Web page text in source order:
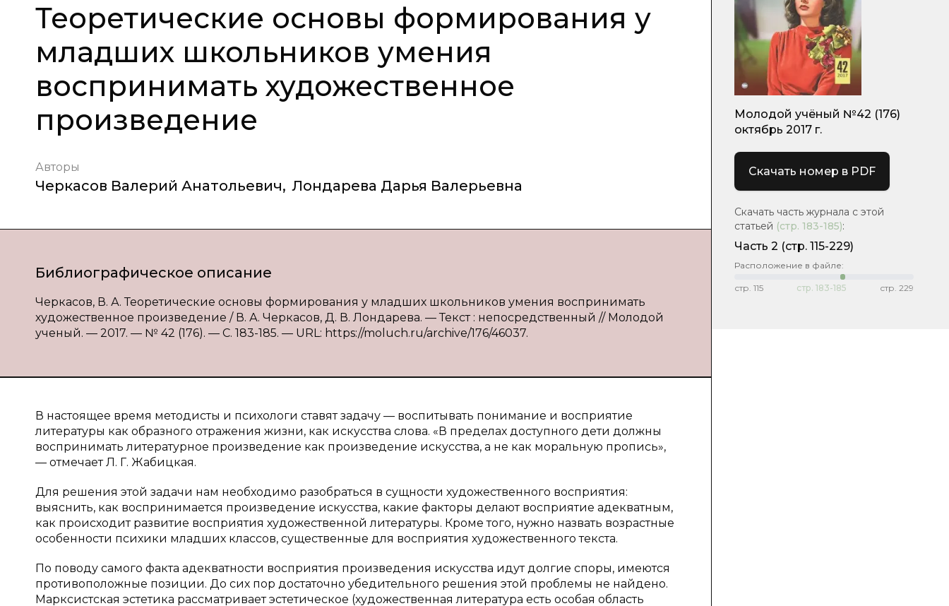
Теоретические основы формирования у
младших школьников умения
воспринимать художественное
произведение
Авторы
Черкасов Валерий Анатольевич, Лондарева Дарья Валерьевна
Библиографическое описание
Черкасов, В. А. Теоретические основы формирования у младших школьников умения воспринимать
художественное произведение / В. А. Черкасов, Д. В. Лондарева. — Текст : непосредственный // Молодой
ученый. — 2017. — № 42 (176). — С. 183-185. — URL: https://moluch.ru/archive/176/46037.
В настоящее время методисты и психологи ставят задачу — воспитывать понимание и восприятие
литературы как образного отражения жизни, как искусства слова. «В пределах доступного дети должны
воспринимать литературное произведение как произведение искусства, а не как моральную пропись»,
— отмечает Л. Г. Жабицкая.
Для решения этой задачи нам необходимо разобраться в сущности художественного восприятия:
выяснить, как воспринимается произведение искусства, какие факторы делают восприятие адекватным,
как происходит развитие восприятия художественной литературы. Кроме того, нужно назвать возрастные
особенности психики младших классов, существенные для восприятия художественного текста.
По поводу самого факта адекватности восприятия произведения искусства идут долгие споры, имеются
противоположные позиции. До сих пор достаточно убедительного решения этой проблемы не найдено.
Марксистская эстетика рассматривает эстетическое (художественная литература есть особая область
Молодой учёный №42 (176)
октябрь 2017 г.
Скачать номер в PDF
Скачать часть журнала с этой
статьей (стр. 183-185):
Часть 2 (cтр. 115-229)
Расположение в файле:
стр. 115 стр. 183-185 стр. 229